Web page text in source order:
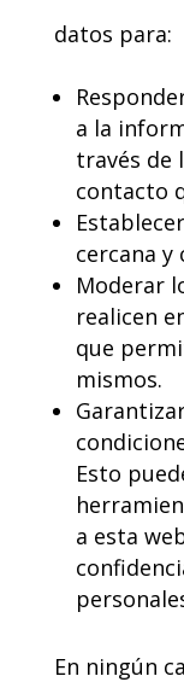
datos para:
a la
través de
contacto
cercana y
Moderar
realicen
que
mismos.
Esto
a esta
En ningún